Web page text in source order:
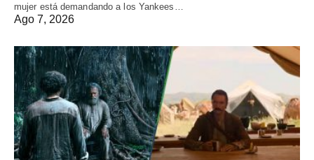
mujer está demandando a los Yankees…
Ago 7, 2026